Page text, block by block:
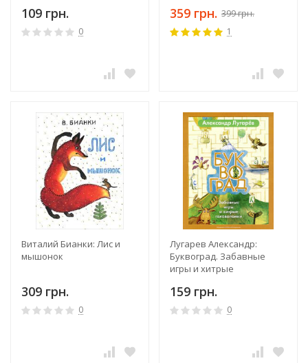
109 грн.
0
359 грн. 399 грн.
1
Виталий Бианки: Лис и
мышонок
309 грн.
0
Лугарев Александр:
Буквоград. Забавные
игры и хитрые
159 грн.
0